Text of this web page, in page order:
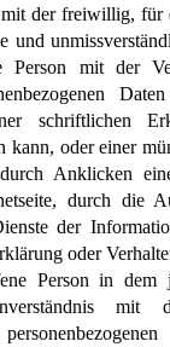
der freiwillig, für
und
Person mit der
schriftlichen
kann, oder einer
Anklicken
durch die
der
oder
Person in dem
mit